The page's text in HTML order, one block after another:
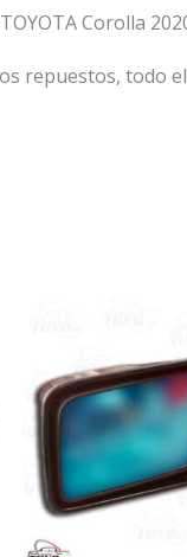
Corolla
repuestos, todo